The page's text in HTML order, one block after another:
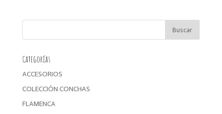
era:
es:
Categorías
ACCESORIOS
COLECCIÓN CONCHAS
FLAMENCA